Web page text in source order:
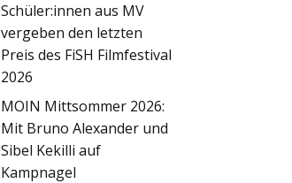
Schüler:innen aus MV
vergeben den letzten
Preis des FiSH Filmfestival
2026
MOIN Mittsommer 2026:
Mit Bruno Alexander und
Sibel Kekilli auf
Kampnagel